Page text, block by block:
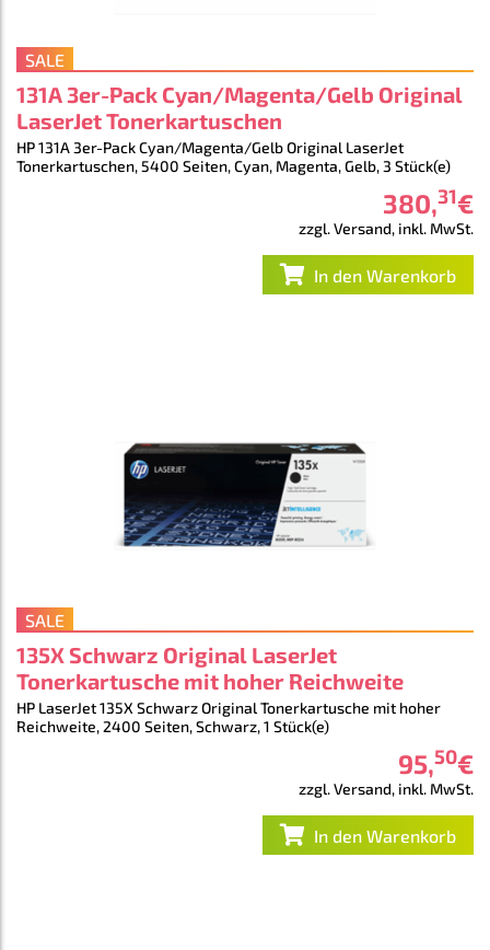
SALE
131A 3er-Pack Cyan/Magenta/Gelb Original
LaserJet Tonerkartuschen
HP 131A 3er-Pack Cyan/Magenta/Gelb Original LaserJet
Tonerkartuschen, 5400 Seiten, Cyan, Magenta, Gelb, 3 Stück(e)
380,31€
zzgl. Versand, inkl. MwSt.
In den Warenkorb
SALE
135X Schwarz Original LaserJet
Tonerkartusche mit hoher Reichweite
HP LaserJet 135X Schwarz Original Tonerkartusche mit hoher
Reichweite, 2400 Seiten, Schwarz, 1 Stück(e)
95,50€
zzgl. Versand, inkl. MwSt.
In den Warenkorb